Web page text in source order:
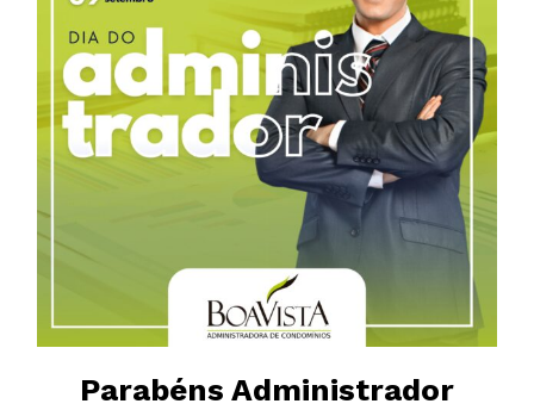
Parabéns Administrador